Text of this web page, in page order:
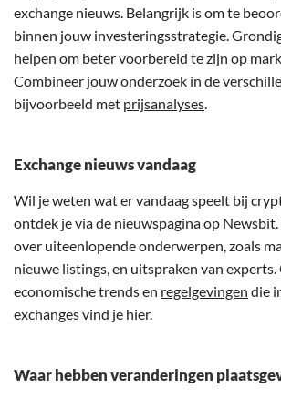
exchange nieuws. Belangrijk is om te
binnen jouw investeringsstrategie.
helpen om beter voorbereid te zijn op
Combineer jouw onderzoek in de
bijvoorbeeld met prijsanalyses.
Exchange nieuws vandaag
Wil je weten wat er vandaag speelt bij
ontdek je via de nieuwspagina op
over uiteenlopende onderwerpen, zoals
nieuwe listings, en uitspraken van
economische trends en regelgevingen die
exchanges vind je hier.
Waar hebben veranderingen